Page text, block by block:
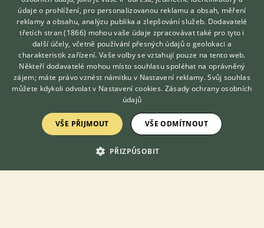
WMP hřebcem Ysselvliedts Salvatore z Holandska. Matka: WPBR
Viki. Předpoklad v dospělosti cca 125cm. Moc hodná a
kontaktní. Zvyklá na děti, ve...
2.8.2026 15:37
Praha, okr. Hlavní město Praha
kudiball... 44×
Zobrazit více inzerátů (75)
DISKUSE O MINISHETLAND
Hledáte zvířecího kamaráda?
Zdarma vám poradí
VETERINÁŘ ONLINE
KONZULTOVAT S
VETERINÁŘEM
údaje o prohlížení, pro personalizovanou reklamu a obsah, měření
reklamy a obsahu, analýzu publika a zlepšování služeb. Dodavatelé
třetích stran (1866) mohou vaše údaje zpracovávat také pro tyto i
další účely, včetně používání přesných údajů o geolokaci a
charakteristik zařízení. Vaše volby se vztahují pouze na tento web.
Někteří dodavatelé mohou místo souhlasu spoléhat na oprávněný
zájem; máte právo vznést námitku v Nastavení reklamy. Svůj souhlas
můžete kdykoli odvolat v Nastavení cookies. Zásady ochrany osobních
údajů
VŠE PŘIJMOUT VŠE ODMÍTNOUT
PŘIZPŮSOBIT